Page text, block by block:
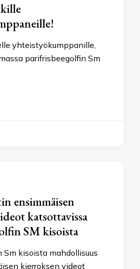
yhteistyökumppanille,
parifrisbeegolfin Sm
ensimmäisen
katsottavissa
SM kisoista
Sm kisoista mahdollisuus
kierroksen videot